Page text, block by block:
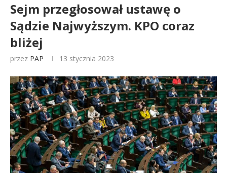
Sejm przegłosował ustawę o
Sądzie Najwyższym. KPO coraz
bliżej
przez PAP 13 stycznia 2023